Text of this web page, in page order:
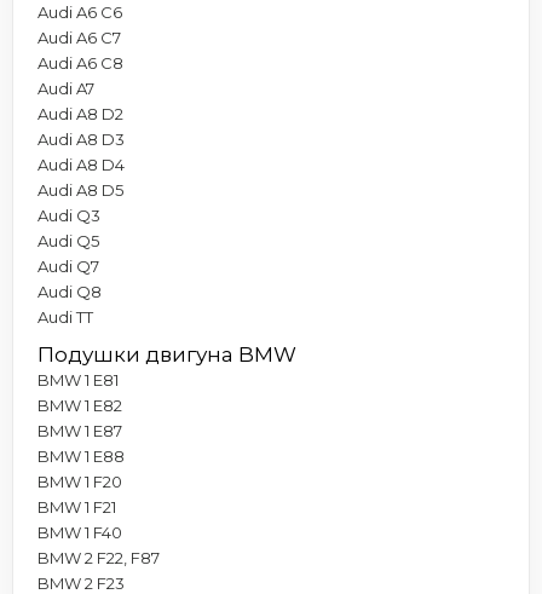
Audi A6 C6
Audi A6 C7
Audi A6 C8
Audi A7
Audi A8 D2
Audi A8 D3
Audi A8 D4
Audi A8 D5
Audi Q3
Audi Q5
Audi Q7
Audi Q8
Audi TT
Подушки двигуна BMW
BMW 1 E81
BMW 1 E82
BMW 1 E87
BMW 1 E88
BMW 1 F20
BMW 1 F21
BMW 1 F40
BMW 2 F22, F87
BMW 2 F23